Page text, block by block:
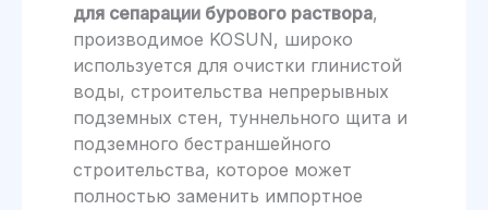
для сепарации бурового раствора,
производимое KOSUN, широко
используется для очистки глинистой
воды, строительства непрерывных
подземных стен, туннельного щита и
подземного бестраншейного
строительства, которое может
полностью заменить импортное